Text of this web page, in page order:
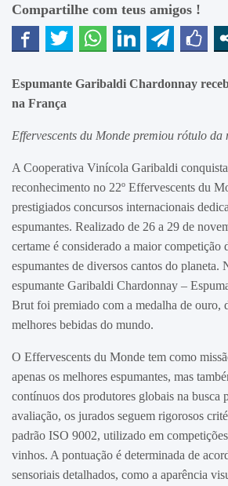
Compartilhe com teus amigos !
Espumante Garibaldi Chardonnay
na França
Effervescents du Monde premiou rótulo da
A Cooperativa Vinícola Garibaldi
reconhecimento no 22º Effervescents du
prestigiados concursos internacionais
espumantes. Realizado de 26 a 29 de
certame é considerado a maior competição
espumantes de diversos cantos do planeta.
espumante Garibaldi Chardonnay –
Brut foi premiado com a medalha de ouro,
melhores bebidas do mundo.
O Effervescents du Monde tem como
apenas os melhores espumantes, mas
contínuos dos produtores globais na busca
avaliação, os jurados seguem rigorosos
padrão ISO 9002, utilizado em
vinhos. A pontuação é determinada de
sensoriais detalhados, como a aparência